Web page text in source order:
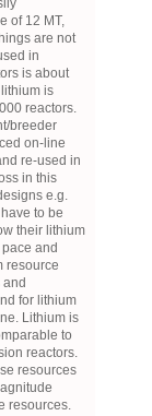
of 12 MT,
are not
in
is about
is
reactors.
breeder
on-line
re-used in
in this
e.g.
to be
their lithium
and
resource
for lithium
Lithium is
to
reactors.
resources
resources.